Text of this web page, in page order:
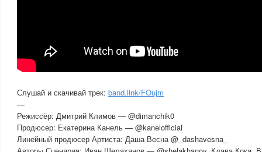
Слушай и скачивай трек: band.link/FOujm
—
Режиссёр: Дмитрий Климов — @dimanchik0
Продюсер: Екатерина Канель — @kanelofficial
Линейный продюсер Артиста: Даша Весна @_dashavesna_